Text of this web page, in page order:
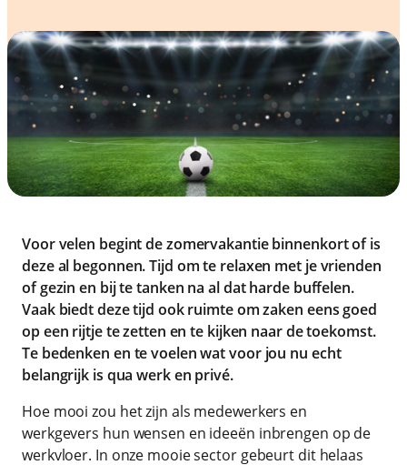
Voor velen begint de zomervakantie binnenkort of is
deze al begonnen. Tijd om te relaxen met je vrienden
of gezin en bij te tanken na al dat harde buffelen.
Vaak biedt deze tijd ook ruimte om zaken eens goed
op een rijtje te zetten en te kijken naar de toekomst.
Te bedenken en te voelen wat voor jou nu echt
belangrijk is qua werk en privé.
Hoe mooi zou het zijn als medewerkers en
werkgevers hun wensen en ideeën inbrengen op de
werkvloer. In onze mooie sector gebeurt dit helaas